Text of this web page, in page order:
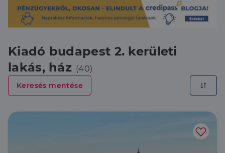
Kiadó budapest 2. kerületi
lakás, ház (40)
Keresés mentése